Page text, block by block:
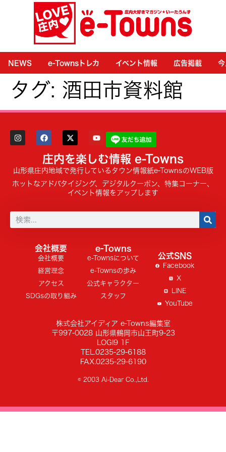
NEWS e-Townsトレカ イベント情報 広告掲載
タグ: 酒田市資料館
庄内を楽しむ情報 e-Towns
山形県庄内地域で発行しているタウン情報紙e-TownsのWEB版
ホットなアドバタイジング、デジタルクーポン、特集コーナー、
イベント情報をアップします
会社概要
会社概要
経営理念
アクセス
SDGsの取り組み
e-Towns
e-Townsについて
e-Townsの歩み
公式キャラクター
スタッフ
公式SNS
Facebook
X
LINE
YouTube
株式会社アイディア e-Towns編集室
〒997-0028 山形県鶴岡市山王町9-23
LOGI9 1F
TEL.0235-29-6188
FAX.0235-29-6190
© 2003 Ai-Dear Co.,Ltd.